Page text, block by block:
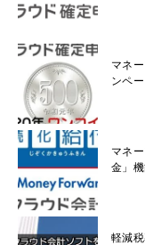
マネ
ンペ
マネ
金」
軽減